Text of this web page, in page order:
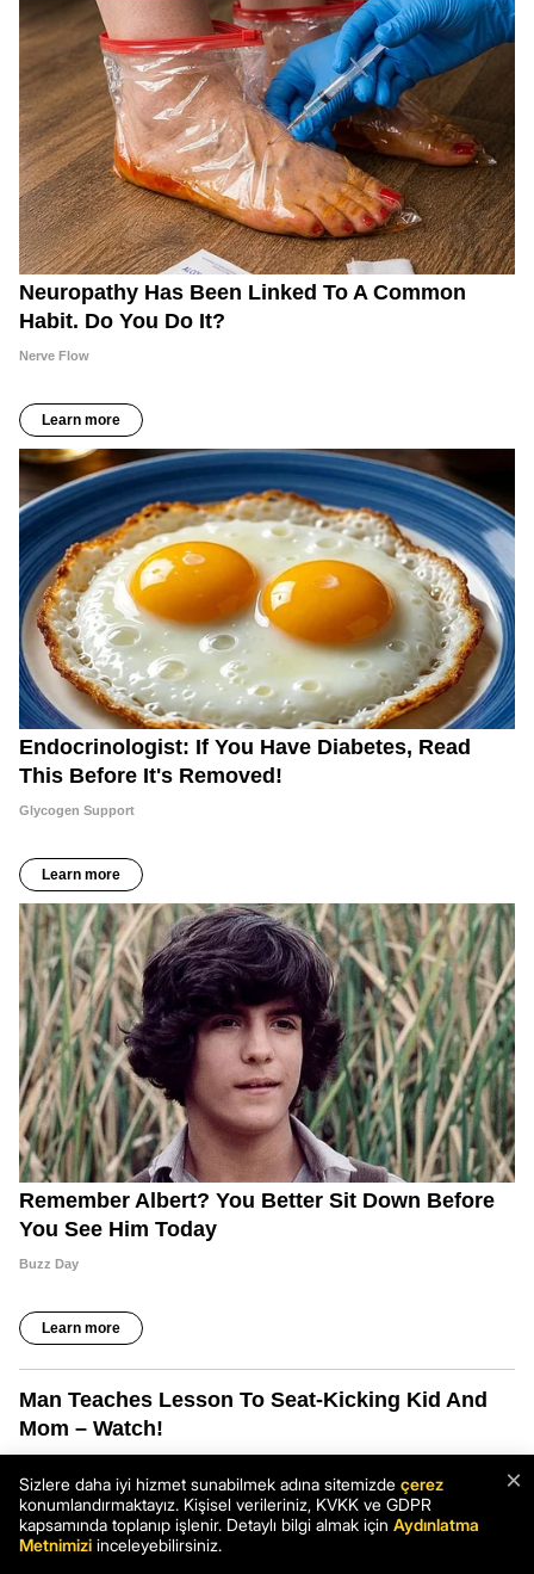
×
Sizlere daha iyi hizmet sunabilmek adına sitemizde çerez
konumlandırmaktayız. Kişisel verileriniz, KVKK ve GDPR
kapsamında toplanıp işlenir. Detaylı bilgi almak için Aydınlatma
Metnimizi inceleyebilirsiniz.